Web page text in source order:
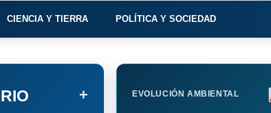
CIENCIA Y TIERRA POLÍTICA Y SOCIEDAD
+ EVOLUCIÓN AMBIENTAL